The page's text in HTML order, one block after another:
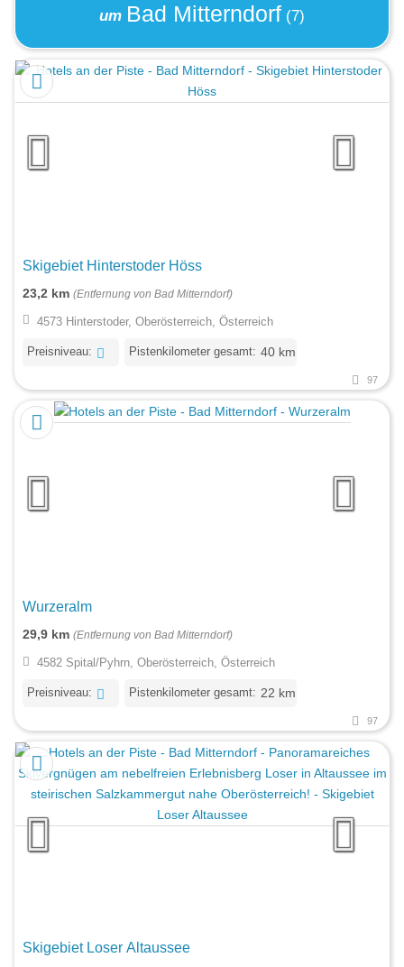
um Bad Mitterndorf (7)
Skigebiet Hinterstoder Höss
23,2 km (Entfernung von Bad Mitterndorf)
4573 Hinterstoder, Oberösterreich, Österreich
Preisniveau: Pistenkilometer gesamt: 40 km
97
Wurzeralm
29,9 km (Entfernung von Bad Mitterndorf)
4582 Spital/Pyhrn, Oberösterreich, Österreich
Preisniveau: Pistenkilometer gesamt: 22 km
97
Skigebiet Loser Altaussee